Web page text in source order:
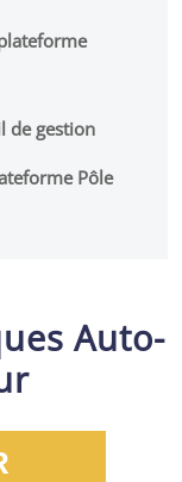
de gestion
Pôle
Auto-